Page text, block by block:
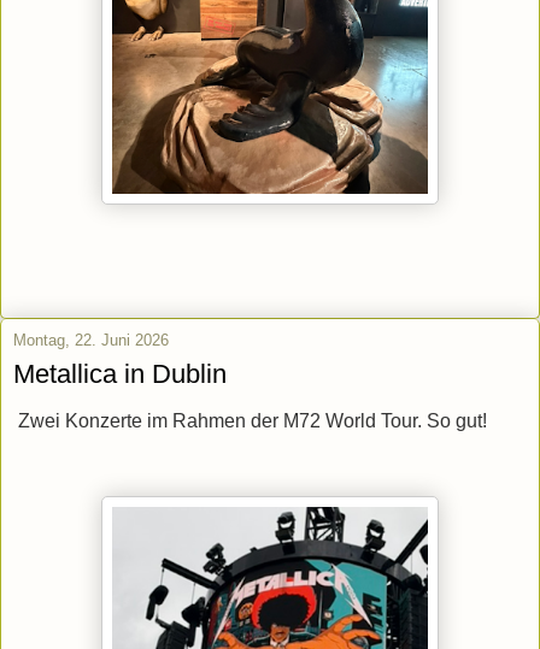
Montag, 22. Juni 2026
Metallica in Dublin
Zwei Konzerte im Rahmen der M72 World Tour. So gut!